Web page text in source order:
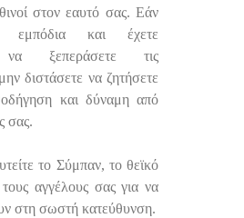
στον εαυτό σας. Εάν
εμπόδια και έχετε
ξεπεράσετε τις
διστάσετε να ζητήσετε
και δύναμη από
σας.
το Σύμπαν, το θεϊκό
τους αγγέλους σας για να
στη σωστή κατεύθυνση.